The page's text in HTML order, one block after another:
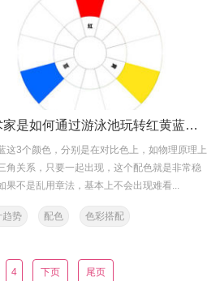
艺术家是如何通过游泳池玩转红黄蓝的色彩搭配
这3个颜色，分别是在对比色上，如物理原理上
角关系，只要一起出现，这个配色就是非常稳
果不是乱用章法，基本上不会出现难看...
趋势 配色 色彩搭配
4 下页 尾页